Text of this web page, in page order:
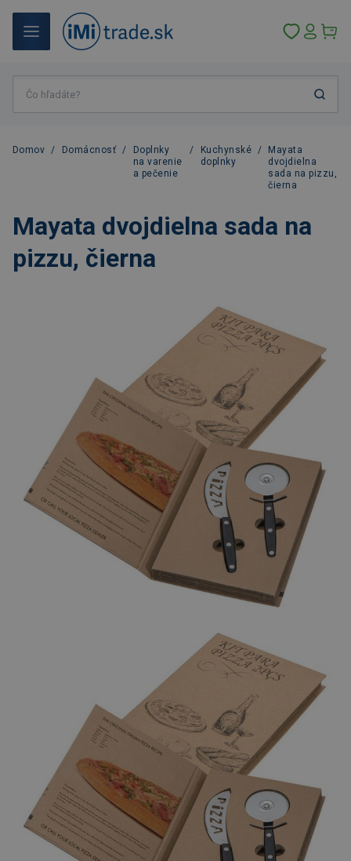
Domov / Domácnosť /
Doplnky
na varenie
a pečenie
/
Kuchynské
doplnky
/
Mayata
dvojdielna
sada na pizzu,
čierna
Mayata dvojdielna sada na
pizzu, čierna